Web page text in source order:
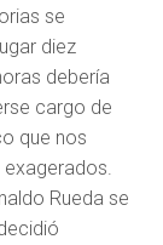
se
diez
debería
cargo de
que nos
exagerados.
Rueda se